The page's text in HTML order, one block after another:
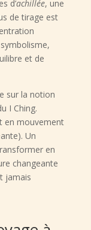
d’achillée, une
de tirage est
et de
sur la notion
I Ching.
en mouvement
Un
en
changeante
jamais